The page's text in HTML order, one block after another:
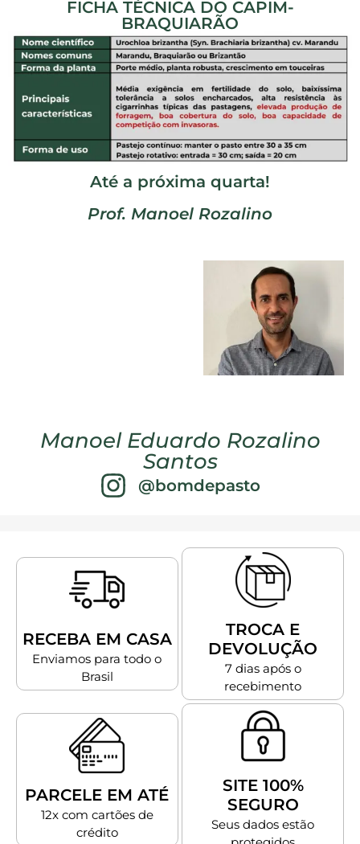
FICHA TÉCNICA DO CAPIM-
BRAQUIARÃO
Até a próxima quarta!
Prof. Manoel Rozalino
Manoel Eduardo Rozalino
Santos
@bomdepasto
RECEBA EM CASA
Enviamos para todo o
Brasil
TROCA E
DEVOLUÇÃO
7 dias após o
recebimento
PARCELE EM ATÉ
12x com cartões de
crédito
SITE 100%
SEGURO
Seus dados estão